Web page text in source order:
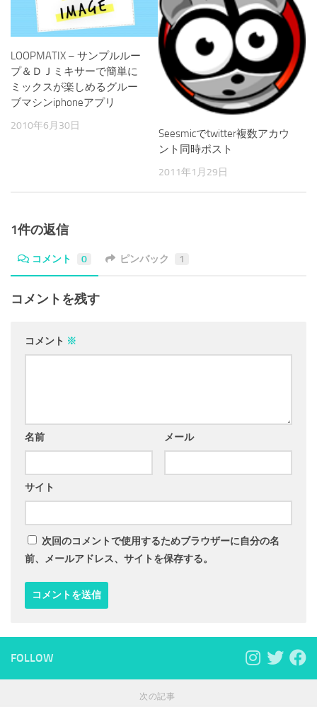
LOOPMATIX – サンプルルー
プ＆ＤＪミキサーで簡単に
ミックスが楽しめるグルー
ブマシンiphoneアプリ
2010年6月30日
Seesmicでtwitter複数アカウ
ント同時ポスト
2011年1月29日
1件の返信
コメント 0 ピンバック 1
コメントを残す
コメント ※
名前 メール
サイト
次回のコメントで使用するためブラウザーに自分の名
前、メールアドレス、サイトを保存する。
FOLLOW
次の記事